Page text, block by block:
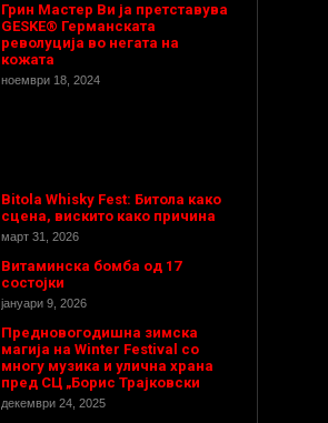
Грин Мастер Ви ја претставува
GESKE® Германската
револуција во негата на
кожата
ноември 18, 2024
Bitola Whisky Fest: Битола како
сцена, вискито како причина
март 31, 2026
Витаминска бомба од 17
состојки
јануари 9, 2026
Предновогодишнa зимска
магија на Winter Festival со
многу музика и улична храна
пред СЦ „Борис Трајковски
декември 24, 2025